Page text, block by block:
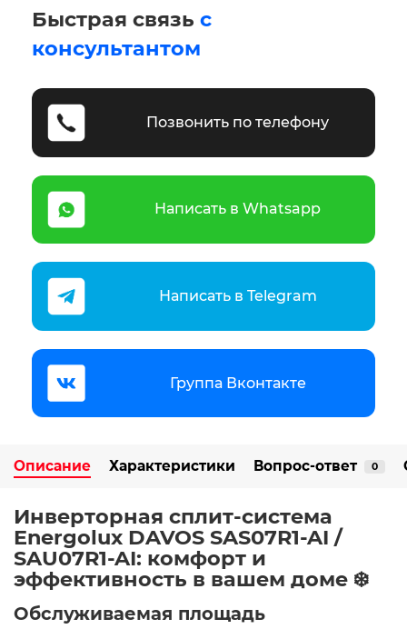
Быстрая связь с
консультантом
Позвонить по телефону
Написать в Whatsapp
Написать в Telegram
Группа Вконтакте
Описание Характеристики Вопрос-ответ 0
Инверторная сплит-система
Energolux DAVOS SAS07R1-AI /
SAU07R1-AI: комфорт и
эффективность в вашем доме ❄️
Обслуживаемая площадь